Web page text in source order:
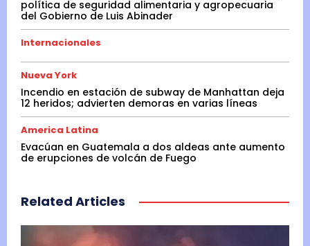
política de seguridad alimentaria y agropecuaria
del Gobierno de Luis Abinader
Internacionales
Nueva York
Incendio en estación de subway de Manhattan deja
12 heridos; advierten demoras en varias líneas
America Latina
Evacúan en Guatemala a dos aldeas ante aumento
de erupciones de volcán de Fuego
Related Articles